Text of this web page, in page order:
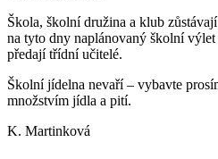
Škola, školní družina a klub
na tyto dny naplánovaný školní
předají třídní učitelé.
Školní jídelna nevaří – vybavte
množstvím jídla a pití.
K. Martinková